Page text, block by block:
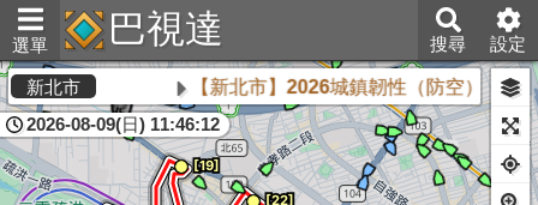
選單 巴視達 搜尋 設定
新北市 【新北市】2026城鎮韌性（防空）演習
2026-08-09(日) 11:46:12